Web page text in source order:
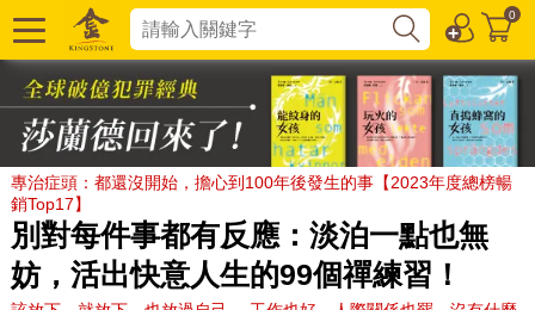
0
專治症頭：都還沒開始，擔心到100年後發生的事【2023年度總榜暢
銷Top17】
別對每件事都有反應：淡泊一點也無
妨，活出快意人生的99個禪練習！